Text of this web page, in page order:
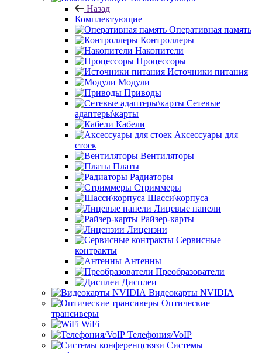
Назад
Комплектующие
Оперативная память
Контроллеры
Накопители
Процессоры
Источники питания
Модули
Приводы
Сетевые
адаптеры\карты
Кабели
Аксессуары для
стоек
Вентиляторы
Платы
Радиаторы
Стриммеры
Шасси\корпуса
Лицевые панели
Райзер-карты
Лицензии
Сервисные
контракты
Антенны
Преобразователи
Дисплеи
Видеокарты NVIDIA
Оптические
трансиверы
WiFi
Телефония/VoIP
Системы